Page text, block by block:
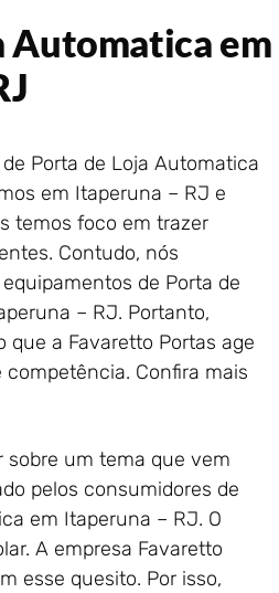
Enrolar em Rio das Ostras –
RJ
Enrolar em Petrópolis – RJ
Portão de Garagem de
Enrolar em Paraty – RJ
Portão de Garagem de
Enrolar em Nova Iguaçu – RJ
Portão de Garagem de
Enrolar em Nova Friburgo –
RJ
Automatica em
Porta de Loja Automatica
em Itaperuna – RJ e
temos foco em trazer
Contudo, nós
de Porta de
– RJ. Portanto,
que a Favaretto Portas age
Confira mais
sobre um tema que vem
pelos consumidores de
em Itaperuna – RJ. O
A empresa Favaretto
esse quesito. Por isso,